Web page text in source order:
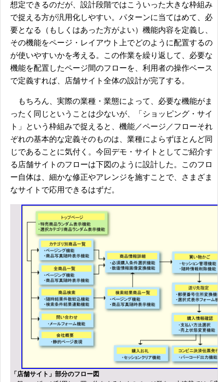
想定できるのだが、設計段階ではこういった大きな枠組み
で捉える方が汎用化しやすい。パターンに当てはめて、必
要となる（もしくはあった方がよい）機能内容を定義し、
その機能をページ・レイアウト上でどのように配置するの
が使いやすいかを考える。この作業を繰り返して、必要な
機能を配置したページ間のフローを、利用者の操作ベース
で定義すれば、店舗サイト全体の設計が完了する。
もちろん、実際の業種・業態によって、必要な機能がま
ったく同じということは少ないが、「ショッピング・サイ
ト」という枠組みで捉えると、機能／ページ／フローそれ
ぞれの基本的な定義そのものは、業種によらずほとんど同
じであることに気付く。今回デモ・サイトとしてご紹介す
る店舗サイトのフローは下図のように設計した。このフロ
ー自体は、細かな修正やアレンジを施すことで、さまざま
なサイトで応用できるはずだ。
「店舗サイト」部分のフロー図